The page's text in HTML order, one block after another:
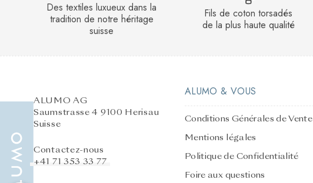
Des textiles luxueux dans la
tradition de notre héritage
suisse
Fils de coton torsadés
de la plus haute qualité
ALUMO AG
Saumstrasse 4 9100 Herisau
Suisse
Contactez-nous
+41 71 353 33 77
ALUMO & VOUS
Conditions Générales de Vente
Mentions légales
Politique de Confidentialité
Foire aux questions